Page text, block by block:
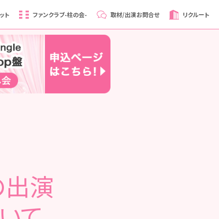
ト ファンクラブ-柱の会- 取材/出演お問合せ リクルート
出演